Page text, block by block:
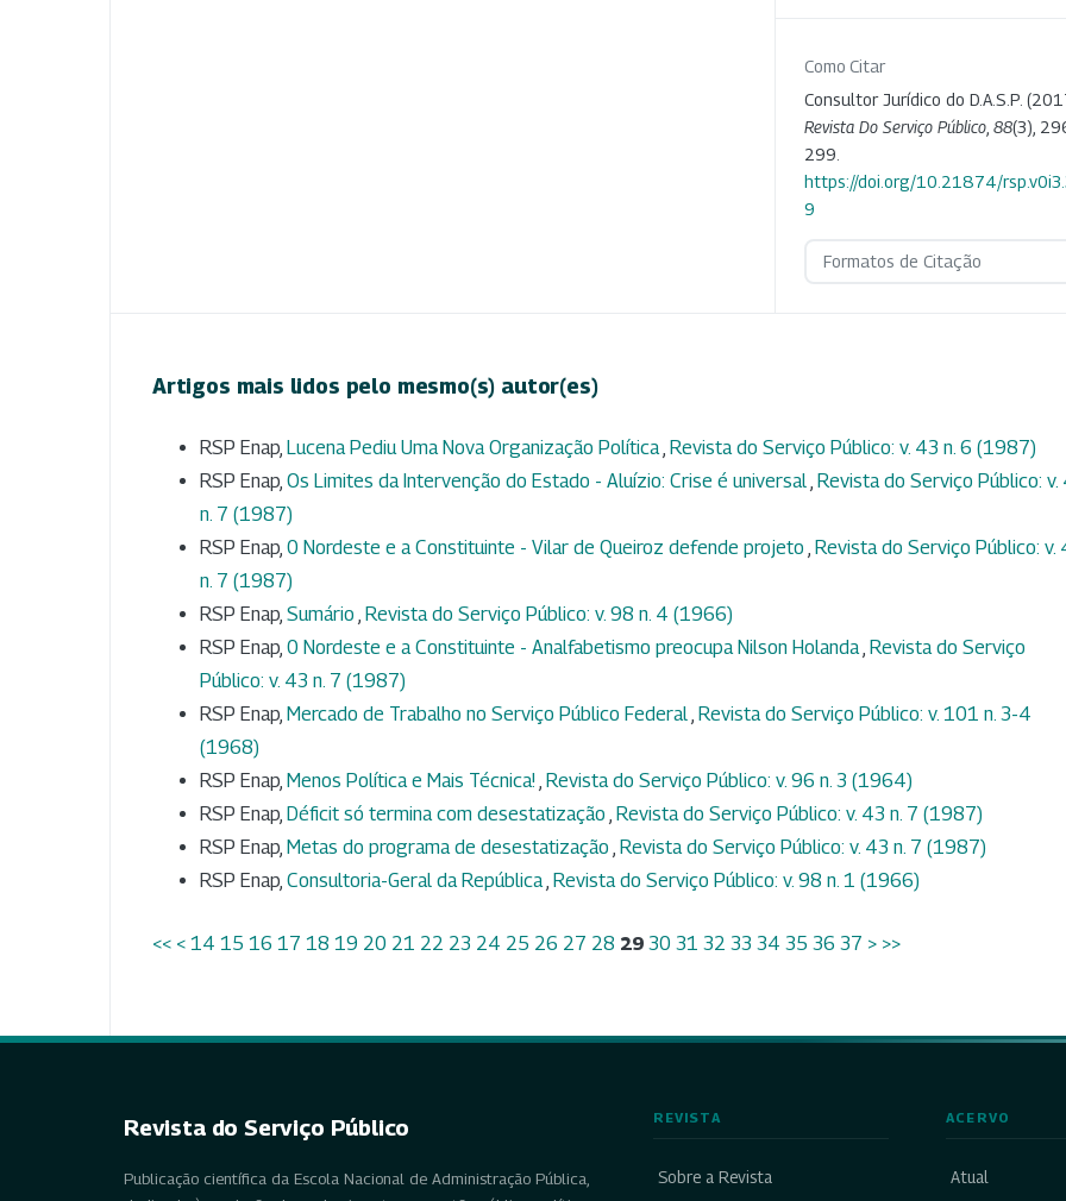
Como Citar
Consultor Jurídico do D.A.S.P.
Revista Do Serviço Público 88(3),
299.
https://doi.org/10.21874/
9
Formatos de Citação
Artigos mais lidos pelo mesmo(s) autor(es)
RSP Enap, Lucena Pediu Uma Nova Organização Política Revista do Serviço Público: v. 43 n. 6 (1987)
RSP Enap, Os Limites da Intervenção do Estado - Aluízio: Crise é universal Revista do Serviço Público: v.
n. 7 (1987)
RSP Enap, 0 Nordeste e a Constituinte - Vilar de Queiroz defende projeto Revista do Serviço Público: v.
n. 7 (1987)
RSP Enap, Sumário Revista do Serviço Público: v. 98 n. 4 (1966)
RSP Enap, 0 Nordeste e a Constituinte - Analfabetismo preocupa Nilson Holanda Revista do Serviço
Público: v. 43 n. 7 (1987)
RSP Enap, Mercado de Trabalho no Serviço Público Federal Revista do Serviço Público: v. 101 n. 3-4
(1968)
RSP Enap, Menos Política e Mais Técnica! Revista do Serviço Público: v. 96 n. 3 (1964)
RSP Enap, Déficit só termina com desestatização Revista do Serviço Público: v. 43 n. 7 (1987)
RSP Enap, Metas do programa de desestatização Revista do Serviço Público: v. 43 n. 7 (1987)
RSP Enap, Consultoria-Geral da República Revista do Serviço Público: v. 98 n. 1 (1966)
<< < 14 15 16 17 18 19 20 21 22 23 24 25 26 27 28 29 30 31 32 33 34 35 36 37 > >>
Revista do Serviço Público
Publicação científica da Escola Nacional de Administração Pública,
REVISTA
Sobre a Revista
ACERVO
Atual